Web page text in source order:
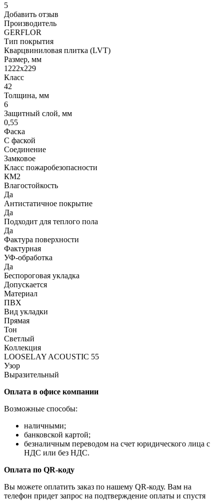
5
Добавить отзыв
Производитель
GERFLOR
Тип покрытия
Кварцвиниловая плитка (LVT)
Размер, мм
1222x229
Класс
42
Толщина, мм
6
Защитный слой, мм
0,55
Фаска
С фаской
Соединение
Замковое
Класс пожаробезопасности
КМ2
Влагостойкость
Да
Антистатичное покрытие
Да
Подходит для теплого пола
Да
Фактура поверхности
Фактурная
УФ-обработка
Да
Беспороговая укладка
Допускается
Материал
ПВХ
Вид укладки
Прямая
Тон
Светлый
Коллекция
LOOSELAY ACOUSTIC 55
Узор
Выразительный
Оплата в офисе компании
Возможные способы:
наличными;
банковской картой;
безналичным переводом на счет юридического лица с
НДС или без НДС.
Оплата по QR-коду
Вы можете оплатить заказ по нашему QR-коду. Вам на
телефон придет запрос на подтверждение оплаты и спустя